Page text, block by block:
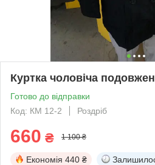
Куртка чоловіча
Готово до відправки
Код: КМ 12-2
Роздріб
660 ₴ 1 100 ₴
Економія 440 ₴